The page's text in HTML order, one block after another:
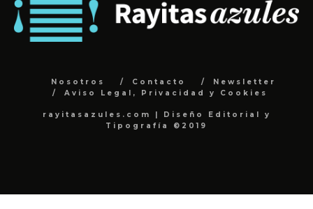
Nosotros Contacto
Newsletter
Aviso Legal, Privacidad y Cookies
rayitasazules.com | Diseño Editorial y
Tipografía ©2019